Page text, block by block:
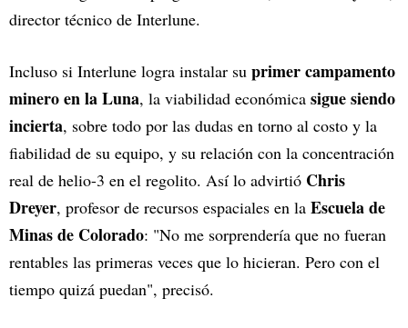
director técnico de Interlune.
Incluso si Interlune logra instalar su primer campamento
minero en la Luna, la viabilidad económica sigue siendo
incierta, sobre todo por las dudas en torno al costo y la
fiabilidad de su equipo, y su relación con la concentración
real de helio-3 en el regolito. Así lo advirtió Chris
Dreyer, profesor de recursos espaciales en la Escuela de
Minas de Colorado: "No me sorprendería que no fueran
rentables las primeras veces que lo hicieran. Pero con el
tiempo quizá puedan", precisó.